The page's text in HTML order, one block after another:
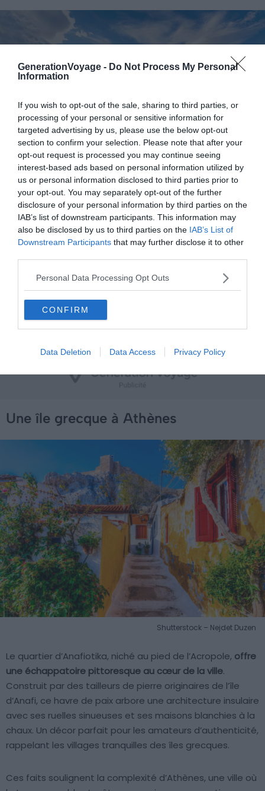
GenerationVoyage - Do Not Process My Personal
Information
If you wish to opt-out of the sale, sharing to third parties, or
processing of your personal or sensitive information for
targeted advertising by us, please use the below opt-out
section to confirm your selection. Please note that after your
opt-out request is processed you may continue seeing
interest-based ads based on personal information utilized by
us or personal information disclosed to third parties prior to
your opt-out. You may separately opt-out of the further
disclosure of your personal information by third parties on the
IAB’s list of downstream participants. This information may
also be disclosed by us to third parties on the IAB’s List of
Downstream Participants that may further disclose it to other
Personal Data Processing Opt Outs
CONFIRM
Data Deletion Data Access Privacy Policy
Crédit photo : Sutterstock
Stade Panathénaïque, également appelé
Kallimarmaro, estun véritable hommage à la tradition
blanc, ce stade majestueux fut le théâtre des premiers
Jeux Olympiques modernes en 1896. Un lieu où sport et
histoire se rencontrent, le stade continue
d’impressionner les visiteurs par sa splendeur et son rôle
dans l’histoire sportive mondiale.
Une île grecque à Athènes
Shutterstock – Nejdet Duzen
Le quartier d’Anafiotika, niché au pied de l’Acropole, offre
une échappatoire pittoresque au cœur de la ville.
Construit par des tailleurs de pierre originaires de l’île
d’Anafi, ce havre de paix arbore une architecture insulaire
avec ses ruelles sinueuses et ses maisons blanchies à la
chaux. Un décor parfait pour les amateurs d’authenticité,
rappelant les villages tranquilles des îles grecques.
Ces faits soulignent la complexité d’Athènes, une ville où